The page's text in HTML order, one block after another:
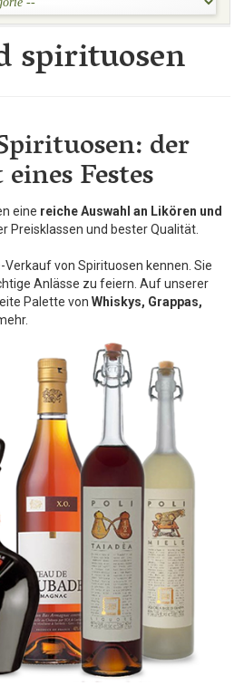
spirituosen
der
Festes
eine reiche Auswahl an Likören und
Preisklassen und bester Qualität.
Verkauf von Spirituosen kennen. Sie
Anlässe zu feiern. Auf unserer
Palette von Whiskys, Grappas,